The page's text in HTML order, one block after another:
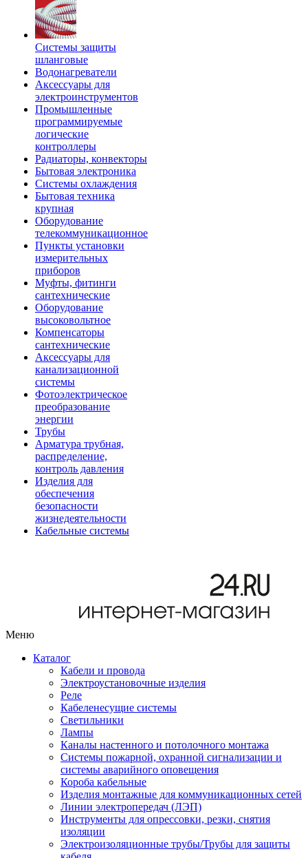
Системы защиты
шланговые
Водонагреватели
Аксессуары для
электроинструментов
Промышленные
программируемые
логические
контроллеры
Радиаторы, конвекторы
Бытовая электроника
Системы охлаждения
Бытовая техника
крупная
Оборудование
телекоммуникационное
Пункты установки
измерительных
приборов
Муфты, фитинги
сантехнические
Оборудование
высоковольтное
Компенсаторы
сантехнические
Аксессуары для
канализационной
системы
Фотоэлектрическое
преобразование
энергии
Трубы
Арматура трубная,
распределение,
контроль давления
Изделия для
обеспечения
безопасности
жизнедеятельности
Кабельные системы
Меню
Каталог
Кабели и провода
Электроустановочные изделия
Реле
Кабеленесущие системы
Светильники
Лампы
Каналы настенного и потолочного монтажа
Системы пожарной, охранной сигнализации и
системы аварийного оповещения
Короба кабельные
Изделия монтажные для коммуникационных сетей
Линии электропередач (ЛЭП)
Инструменты для опрессовки, резки, снятия
изоляции
Электроизоляционные трубы/Трубы для защиты